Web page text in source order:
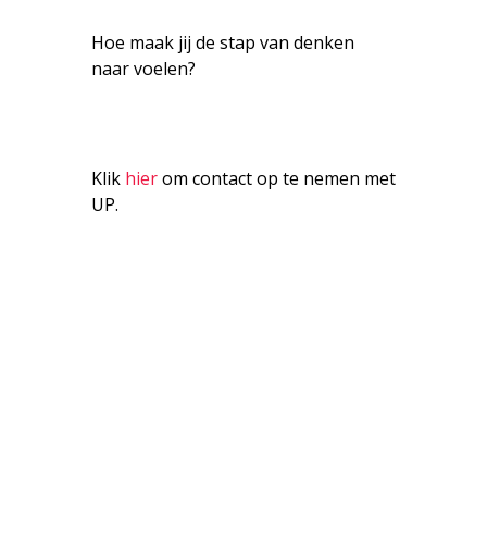
Hoe maak jij de stap van denken
naar voelen?
Klik hierom contact op te nemen met
UP.